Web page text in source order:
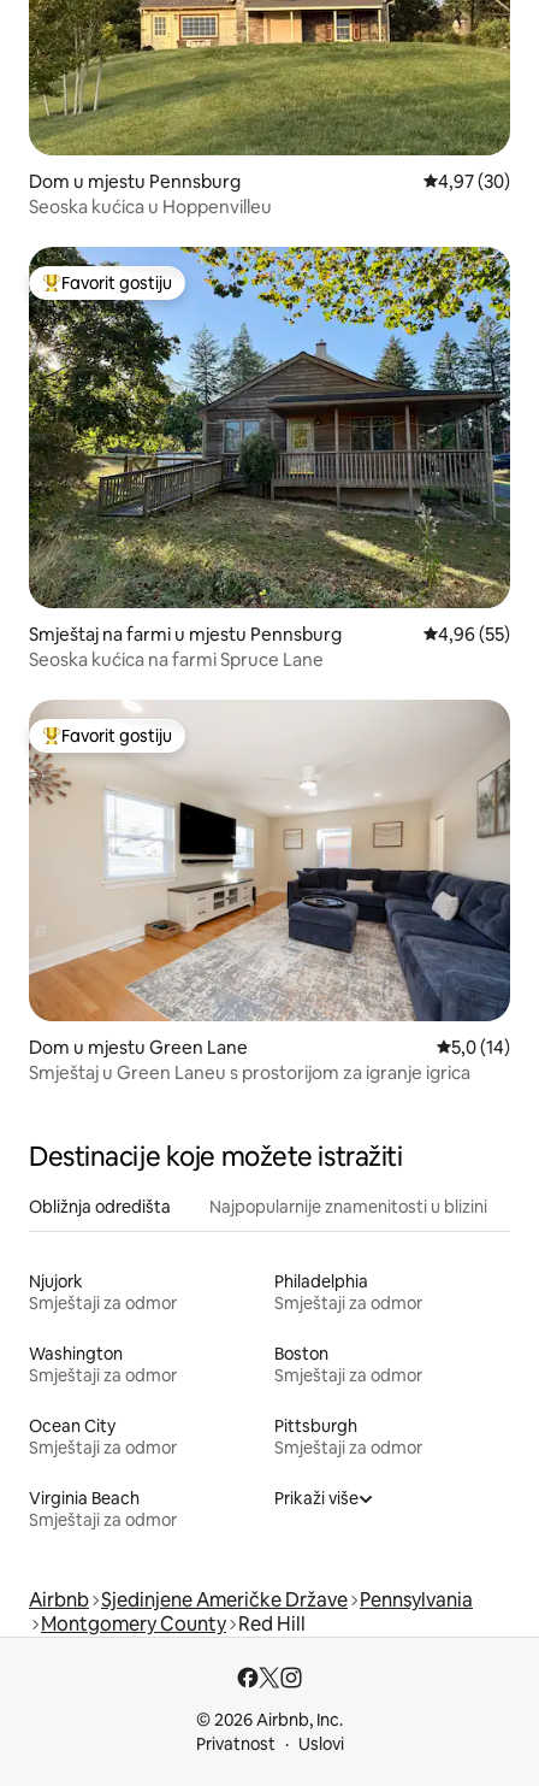
Dom u mjestu Pennsburg Prosječna
4,97 (30)
Seoska kućica u Hoppenvilleu
Glavni favorit gostiju
Favorit gostiju
Smještaj na farmi u mjestu Pennsburg Prosječna
4,96 (55)
Seoska kućica na farmi Spruce Lane
Glavni favorit gostiju
Favorit gostiju
Dom u mjestu Green Lane Prosječna
5,0 (14)
Smještaj u Green Laneu s prostorijom za igranje igrica
Destinacije koje možete istražiti
Obližnja odredišta Najpopularnije znamenitosti u blizini
Njujork
Smještaji za odmor
Philadelphia
Smještaji za odmor
Washington
Smještaji za odmor
Boston
Smještaji za odmor
Ocean City
Smještaji za odmor
Pittsburgh
Smještaji za odmor
Virginia Beach
Smještaji za odmor
Prikaži više
Airbnb Sjedinjene Američke Države Pennsylvania
Montgomery County Red Hill
© 2026 Airbnb, Inc.
Privatnost
Uslovi